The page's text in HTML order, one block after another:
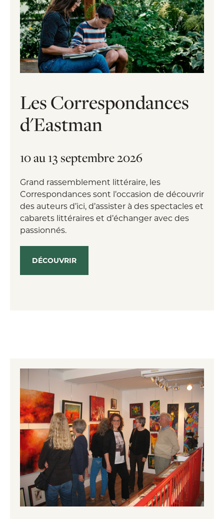
Les Correspondances
d'Eastman
10 au 13 septembre 2026
Grand rassemblement littéraire, les
Correspondances sont l’occasion de découvrir
des auteurs d’ici, d’assister à des spectacles et
cabarets littéraires et d’échanger avec des
passionnés.
DÉCOUVRIR